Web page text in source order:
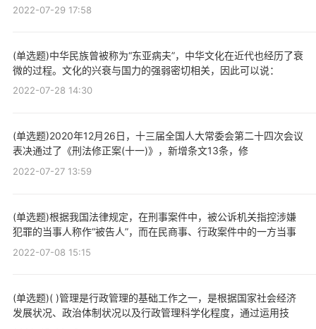
2022-07-29 17:58
(单选题)中华民族曾被称为“东亚病夫”，中华文化在近代也经历了衰
微的过程。文化的兴衰与国力的强弱密切相关，因此可以说：
2022-07-28 14:30
(单选题)2020年12月26日，十三届全国人大常委会第二十四次会议
表决通过了《刑法修正案(十一)》，新增条文13条，修
2022-07-27 13:59
(单选题)根据我国法律规定，在刑事案件中，被公诉机关指控涉嫌
犯罪的当事人称作“被告人”，而在民商事、行政案件中的一方当事
2022-07-08 15:15
(单选题)( )管理是行政管理的基础工作之一，是根据国家社会经济
发展状况、政治体制状况以及行政管理科学化程度，通过运用技